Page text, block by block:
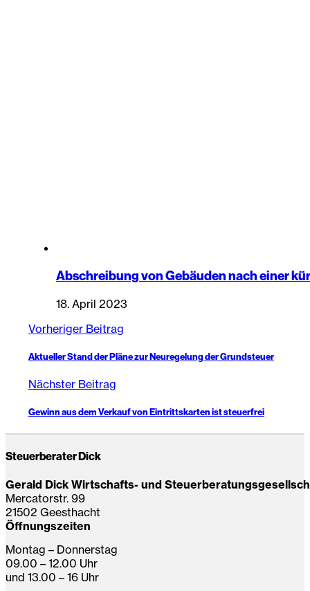
Abschreibung von Gebäuden nach einer
18. April 2023
Vorheriger Beitrag
Aktueller Stand der Pläne zur Neuregelung der Grundsteuer
Nächster Beitrag
Gewinn aus dem Verkauf von Eintrittskarten ist steuerfrei
Steuerberater Dick
Gerald Dick Wirtschafts- und
Mercatorstr. 99
21502 Geesthacht
Öffnungszeiten
Montag – Donnerstag
09.00 – 12.00 Uhr
und 13.00 – 16 Uhr